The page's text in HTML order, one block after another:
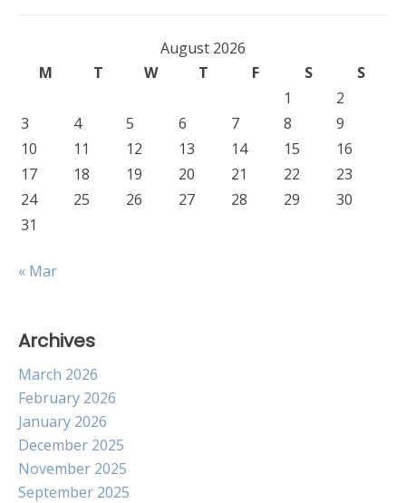
August 2026
M
T W T F S
S
1
2
3
4 5 6 7 8
9
10
11 12 13 14 15
16
17
18 19 20 21 22
23
24
25 26 27 28 29
30
31
« Mar
Archives
March 2026
February 2026
January 2026
December 2025
November 2025
September 2025